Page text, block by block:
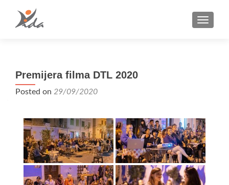
Premijera filma DTL 2020
Posted on 29/09/2020